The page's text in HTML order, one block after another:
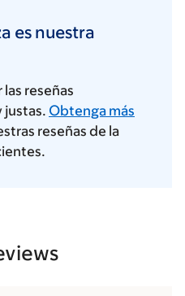
es nuestra
reseñas
justas. Obtenga más
reseñas de la